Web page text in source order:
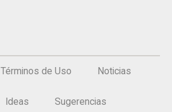
Términos de Uso Noticias
Ideas Sugerencias